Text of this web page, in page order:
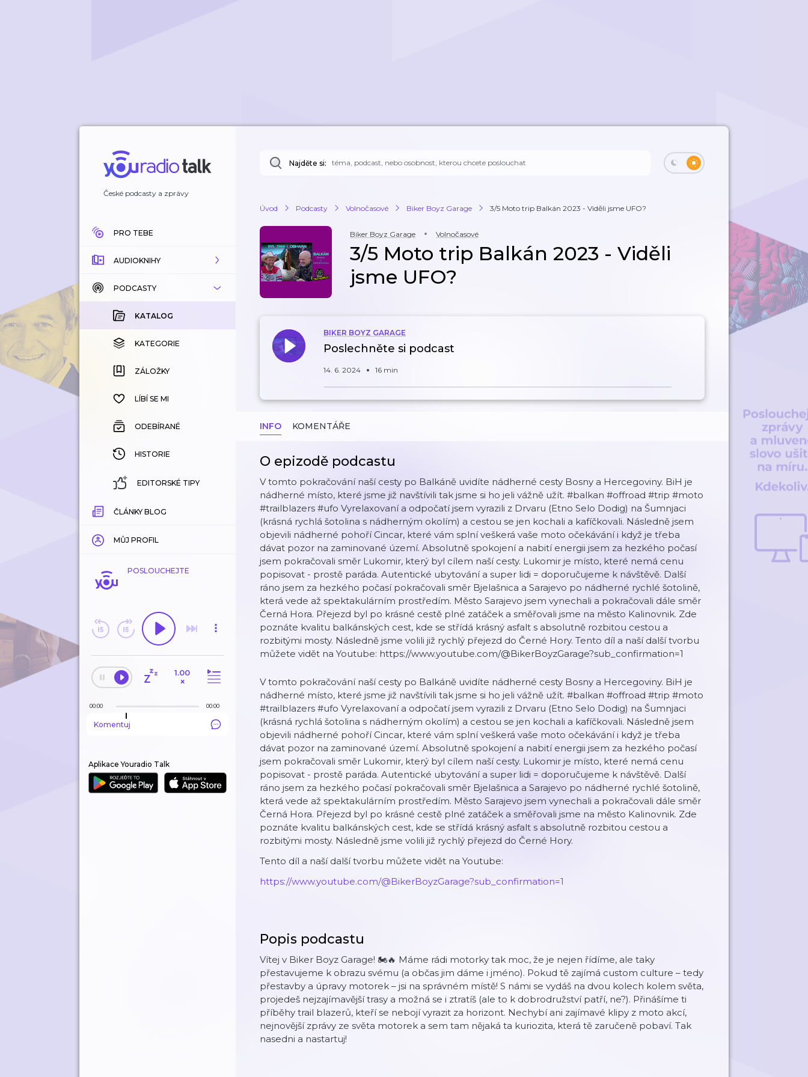
České podcasty a zprávy
PRO TEBE
AUDIOKNIHY
KATALOG
KOUPENÉ
KATEGORIE
ZÁLOŽKY
HISTORIE
PODCASTY
KATALOG
KATEGORIE
ZÁLOŽKY
LÍBÍ SE MI
ODEBÍRANÉ
HISTORIE
EDITORSKÉ TIPY
ČLÁNKY BLOG
MŮJ PROFIL
POSLOUCHEJTE
1.00
×
00:00 00:00
Komentuj
Aplikace Youradio Talk
Najděte si:
Úvod Podcasty Volnočasové Biker Boyz Garage 3/5 Moto trip Balkán 2023 - Viděli jsme UFO?
Biker Boyz Garage Volnočasové
3/5 Moto trip Balkán 2023 - Viděli
jsme UFO?
BIKER BOYZ GARAGE
Poslechněte si podcast
14. 6. 2024 16 min
INFO KOMENTÁŘE
O epizodě podcastu
V tomto pokračování naší cesty po Balkáně uvidíte nádherné cesty Bosny a Hercegoviny. BiH je
nádherné místo, které jsme již navštívili tak jsme si ho jeli vážně užít. #balkan #offroad #trip #moto
#trailblazers #ufo Vyrelaxovaní a odpočatí jsem vyrazili z Drvaru (Etno Selo Dodig) na Šumnjaci
(krásná rychlá šotolina s nádherným okolím) a cestou se jen kochali a kafíčkovali. Následně jsem
objevili nádherné pohoří Cincar, které vám splní veškerá vaše moto očekávání i když je třeba
dávat pozor na zaminované území. Absolutně spokojení a nabití energii jsem za hezkého počasí
jsem pokračovali směr Lukomir, který byl cílem naší cesty. Lukomir je místo, které nemá cenu
popisovat - prostě paráda. Autentické ubytování a super lidi = doporučujeme k návštěvě. Další
ráno jsem za hezkého počasí pokračovali směr Bjelašnica a Sarajevo po nádherné rychlé šotolině,
která vede až spektakulárním prostředím. Město Sarajevo jsem vynechali a pokračovali dále směr
Černá Hora. Přejezd byl po krásné cestě plné zatáček a směřovali jsme na město Kalinovnik. Zde
poznáte kvalitu balkánských cest, kde se střídá krásný asfalt s absolutně rozbitou cestou a
rozbitými mosty. Následně jsme volili již rychlý přejezd do Černé Hory. Tento díl a naší další tvorbu
můžete vidět na Youtube: ⁠https://www.youtube.com/@BikerBoyzGarage?sub_confirmation=1
V tomto pokračování naší cesty po Balkáně uvidíte nádherné cesty Bosny a Hercegoviny. BiH je
nádherné místo, které jsme již navštívili tak jsme si ho jeli vážně užít. #balkan #offroad #trip #moto
#trailblazers #ufo Vyrelaxovaní a odpočatí jsem vyrazili z Drvaru (Etno Selo Dodig) na Šumnjaci
(krásná rychlá šotolina s nádherným okolím) a cestou se jen kochali a kafíčkovali. Následně jsem
objevili nádherné pohoří Cincar, které vám splní veškerá vaše moto očekávání i když je třeba
dávat pozor na zaminované území. Absolutně spokojení a nabití energii jsem za hezkého počasí
jsem pokračovali směr Lukomir, který byl cílem naší cesty. Lukomir je místo, které nemá cenu
popisovat - prostě paráda. Autentické ubytování a super lidi = doporučujeme k návštěvě. Další
ráno jsem za hezkého počasí pokračovali směr Bjelašnica a Sarajevo po nádherné rychlé šotolině,
která vede až spektakulárním prostředím. Město Sarajevo jsem vynechali a pokračovali dále směr
Černá Hora. Přejezd byl po krásné cestě plné zatáček a směřovali jsme na město Kalinovnik. Zde
poznáte kvalitu balkánských cest, kde se střídá krásný asfalt s absolutně rozbitou cestou a
rozbitými mosty. Následně jsme volili již rychlý přejezd do Černé Hory.
Tento díl a naší další tvorbu můžete vidět na Youtube:
⁠https://www.youtube.com/@BikerBoyzGarage?sub_confirmation=1
Popis podcastu
Vítej v Biker Boyz Garage! 🏍️🔥 Máme rádi motorky tak moc, že je nejen řídíme, ale taky
přestavujeme k obrazu svému (a občas jim dáme i jméno). Pokud tě zajímá custom culture – tedy
přestavby a úpravy motorek – jsi na správném místě! S námi se vydáš na dvou kolech kolem světa,
projedeš nejzajímavější trasy a možná se i ztratíš (ale to k dobrodružství patří, ne?). Přinášíme ti
příběhy trail blazerů, kteří se nebojí vyrazit za horizont. Nechybí ani zajímavé klipy z moto akcí,
nejnovější zprávy ze světa motorek a sem tam nějaká ta kuriozita, která tě zaručeně pobaví. Tak
nasedni a nastartuj!